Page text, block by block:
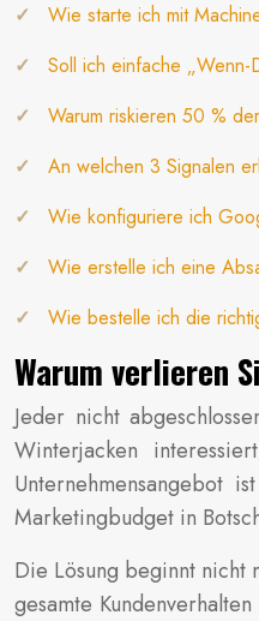
Wie starte ich mit
Soll ich einfache
Warum riskieren 50 %
An welchen 3 Signalen
Wie konfiguriere ich
Wie erstelle ich eine
Wie bestelle ich die
Warum verlieren
Jeder nicht
Winterjacken
Unternehmensangebot
Marketingbudget in
Die Lösung beginnt nicht
gesamte